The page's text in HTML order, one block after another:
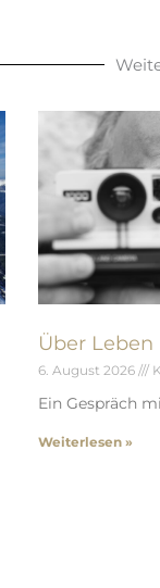
Über Leben
6. August 2026
Ein Gespräch
Weiterlesen »